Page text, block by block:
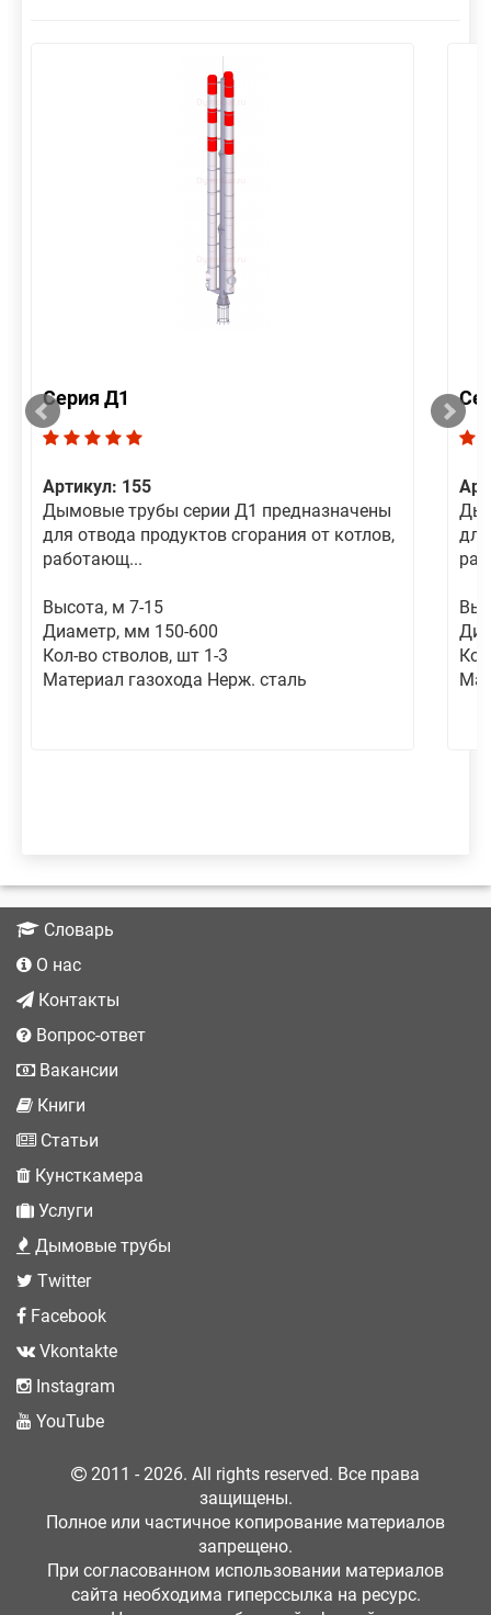
Серия Д1
Артикул: 155
Дымовые трубы серии Д1 предназначены
для отвода продуктов сгорания от котлов,
работающ...
Высота, м 7-15
Диаметр, мм 150-600
Кол-во стволов, шт 1-3
Материал газохода Нерж. сталь
Словарь
О нас
Контакты
Вопрос-ответ
Вакансии
Книги
Статьи
Кунсткамера
Услуги
Дымовые трубы
Twitter
Facebook
Vkontakte
Instagram
YouTube
2011 - 2026. All rights reserved. Все права
защищены.
Полное или частичное копирование материалов
запрещено.
При согласованном использовании материалов
сайта необходима гиперссылка на ресурс.